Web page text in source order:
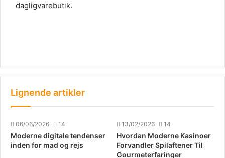
dagligvarebutik.
Lignende artikler
06/06/2026 14
Moderne digitale tendenser
inden for mad og rejs
13/02/2026 14
Hvordan Moderne Kasinoer
Forvandler Spilaftener Til
Gourmeterfaringer